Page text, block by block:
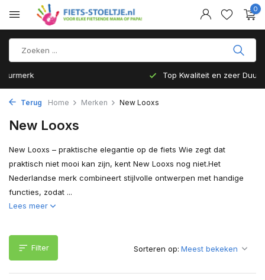
0
Top Kwaliteit en zeer Duurzaam
Terug Home Merken New Looxs
New Looxs
New Looxs – praktische elegantie op de fiets Wie zegt dat
praktisch niet mooi kan zijn, kent New Looxs nog niet.Het
Nederlandse merk combineert stijlvolle ontwerpen met handige
functies, zodat ...
Lees meer
Filter Sorteren op: